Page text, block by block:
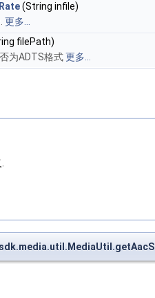
(String infile)
更多...
filePath)
为ADTS格式更多...